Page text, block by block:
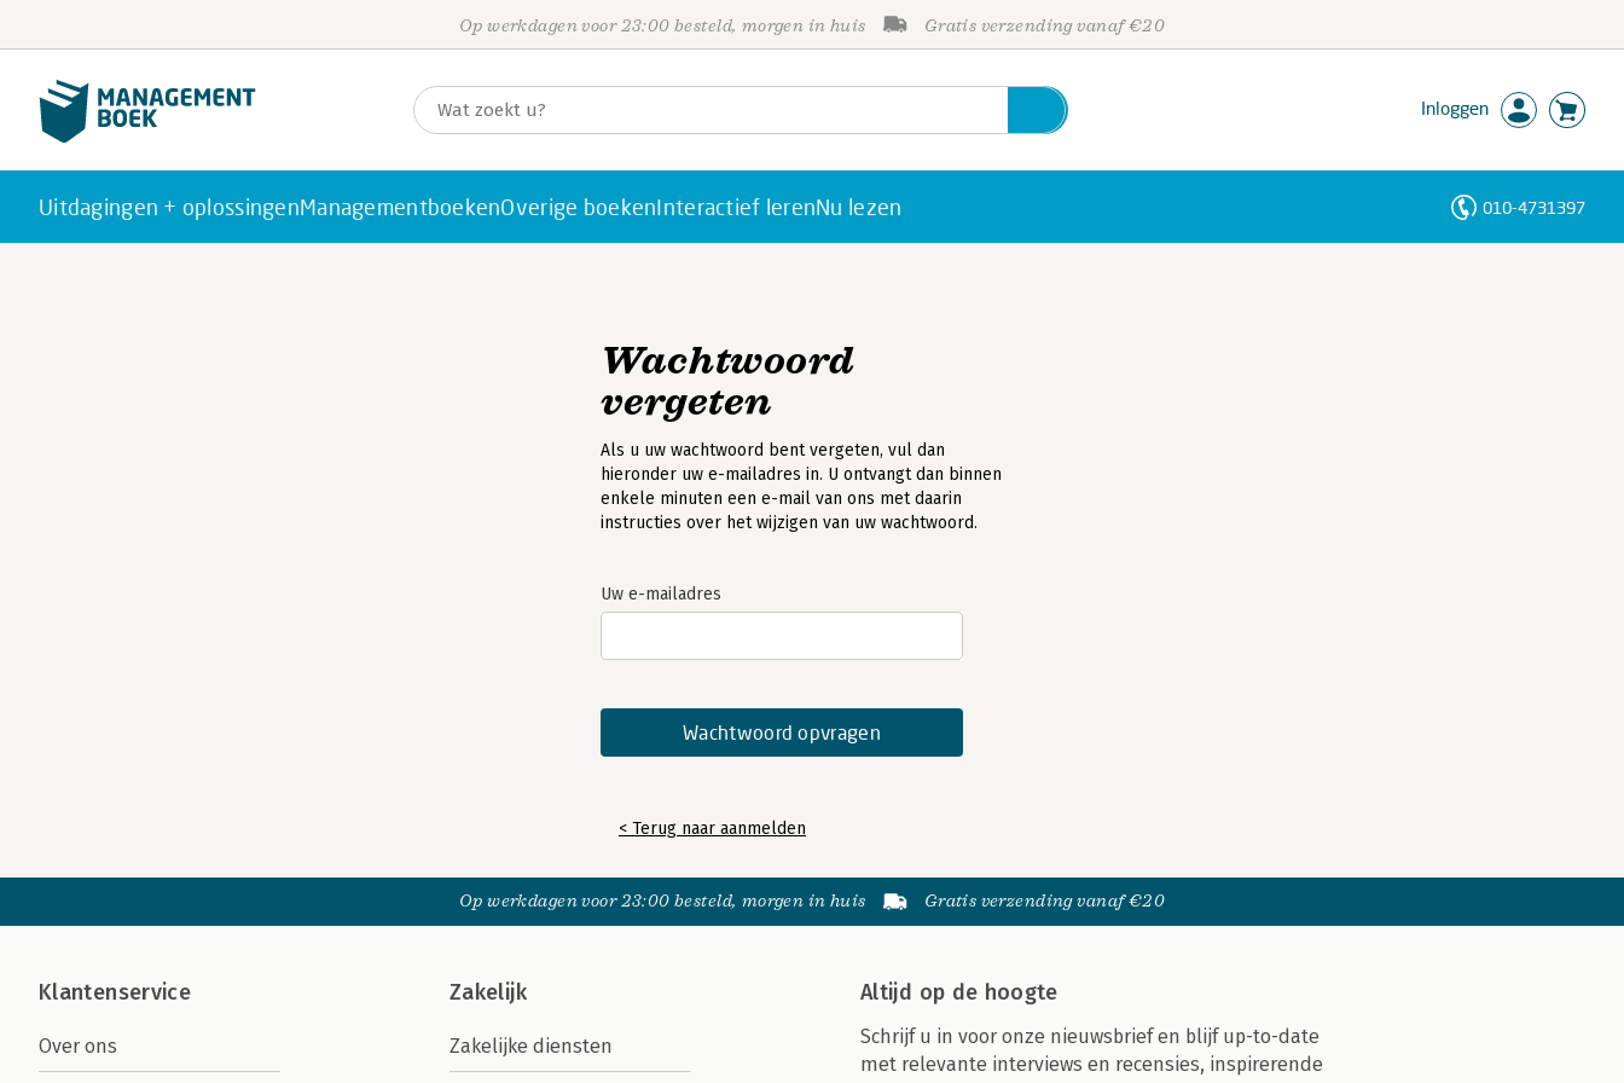
Op werkdagen voor 23:00 besteld, morgen in huis Gratis verzending vanaf €20
Inloggen
Uitdagingen + oplossingenManagementboekenOverige boekenInteractief lerenNu lezen 010-4731397
Wachtwoord
vergeten
Als u uw wachtwoord bent vergeten, vul dan
hieronder uw e-mailadres in. U ontvangt dan binnen
enkele minuten een e-mail van ons met daarin
instructies over het wijzigen van uw wachtwoord.
Uw e-mailadres
< Terug naar aanmelden
Op werkdagen voor 23:00 besteld, morgen in huis Gratis verzending vanaf €20
Klantenservice
Over ons
Zakelijk
Zakelijke diensten
Altijd op de hoogte
Schrijf u in voor onze nieuwsbrief en blijf up-to-date
met relevante interviews en recensies, inspirerende
Personen